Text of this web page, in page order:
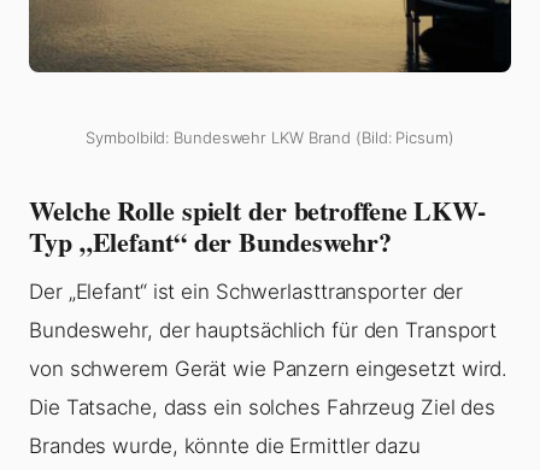
Symbolbild: Bundeswehr LKW Brand (Bild: Picsum)
Welche Rolle spielt der betroffene LKW-
Typ „Elefant“ der Bundeswehr?
Der „Elefant“ ist ein Schwerlasttransporter der
Bundeswehr, der hauptsächlich für den Transport
von schwerem Gerät wie Panzern eingesetzt wird.
Die Tatsache, dass ein solches Fahrzeug Ziel des
Brandes wurde, könnte die Ermittler dazu